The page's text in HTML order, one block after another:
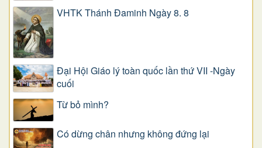
VHTK Thánh Đaminh Ngày 8. 8
Đại Hội Giáo lý toàn quốc lần thứ VII -Ngày
cuối
Từ bỏ mình?
Có dừng chân nhưng không đứng lại